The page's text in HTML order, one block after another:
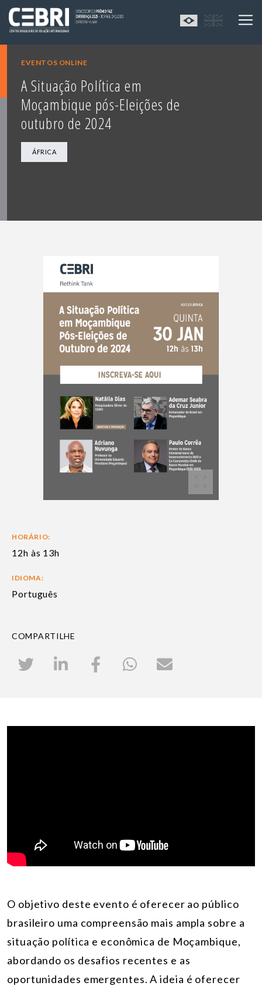
EVENTOS ONLINE
A Situação Política em
Moçambique pós-Eleições de
outubro de 2024
ÁFRICA
HORÁRIO:
12h às 13h
IDIOMA:
Português
COMPARTILHE
O objetivo deste evento é oferecer ao público
brasileiro uma compreensão mais ampla sobre a
situação política e econômica de Moçambique,
abordando os desafios recentes e as
oportunidades emergentes. A ideia é oferecer